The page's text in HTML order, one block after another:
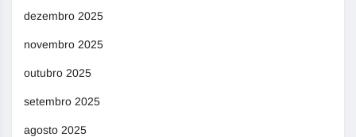
dezembro 2025
novembro 2025
outubro 2025
setembro 2025
agosto 2025